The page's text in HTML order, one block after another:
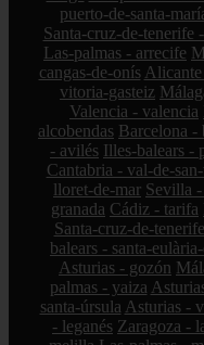
puerto-de-santa-
Santa-cruz-de-tenerife
Las-palmas - arrecife
cangas-de-onís
vitoria-gasteiz
Valencia - valencia
alcobendas Barcelona -
- avilés Illes-balears -
Cantabria - val-de-
lloret-de-mar Sevilla
granada Cádiz - tarifa
Santa-cruz-de-
balears - santa-
Asturias - gozón
palmas - yaiza
santa-úrsula Asturias -
- leganés Zaragoza -